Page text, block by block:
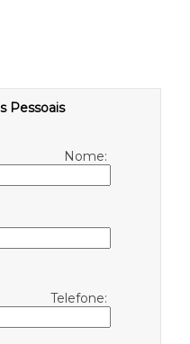
Pessoais
Nome:
Telefone: